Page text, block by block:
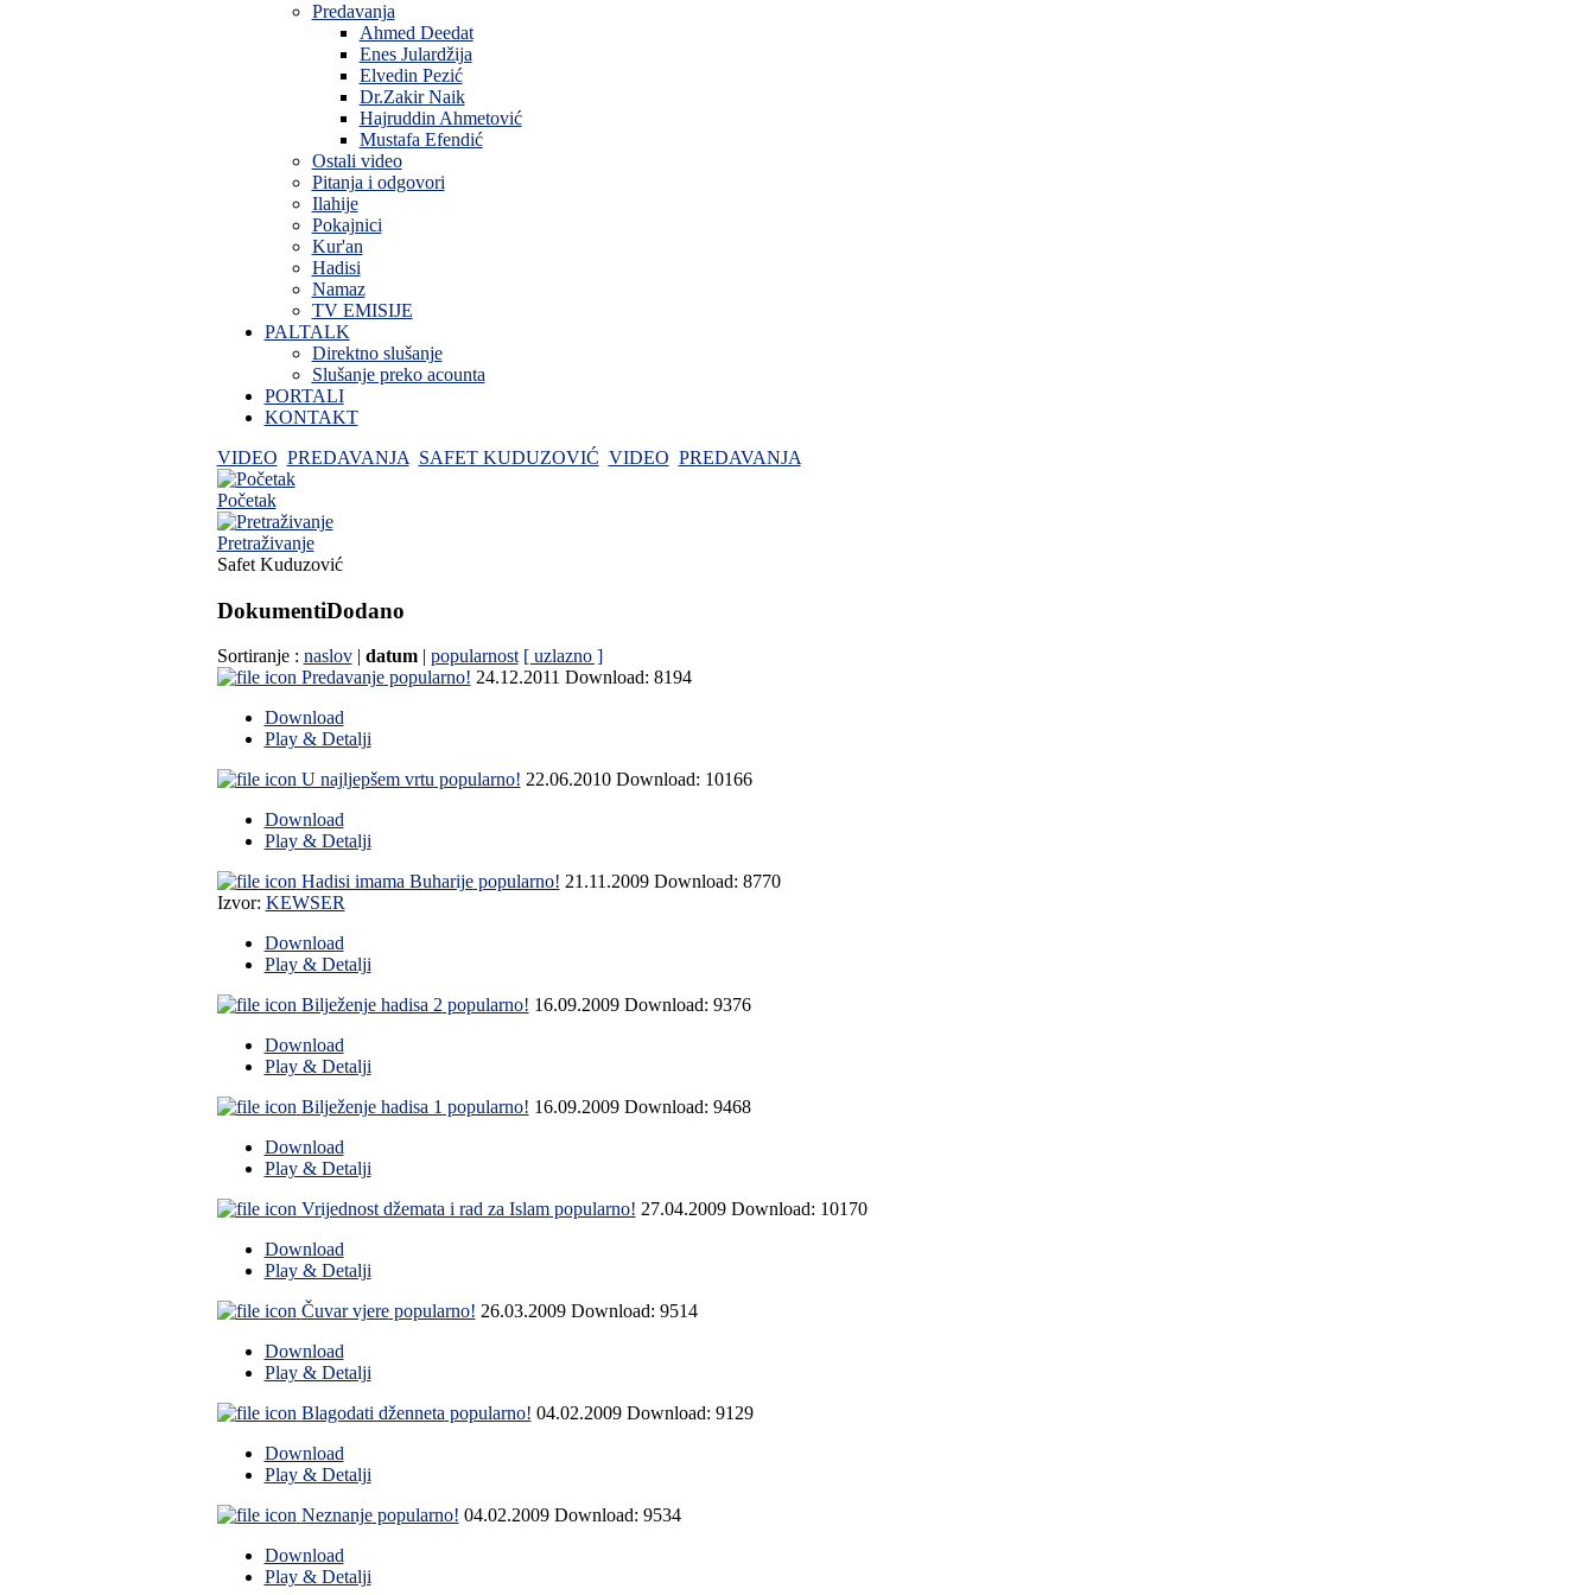
Predavanja
Ahmed Deedat
Enes Julardžija
Elvedin Pezić
Dr.Zakir Naik
Hajruddin Ahmetović
Mustafa Efendić
Ostali video
Pitanja i odgovori
Ilahije
Pokajnici
Kur'an
Hadisi
Namaz
TV EMISIJE
PALTALK
Direktno slušanje
Slušanje preko acounta
PORTALI
KONTAKT
VIDEO PREDAVANJA SAFET KUDUZOVIĆ VIDEO PREDAVANJA
Početak
Pretraživanje
Safet Kuduzović
DokumentiDodano
Sortiranje : naslov| datum | popularnost [ uzlazno ]
Predavanjepopularno! 24.12.2011 Download: 8194
Download
Play & Detalji
U najljepšem vrtupopularno! 22.06.2010 Download: 10166
Download
Play & Detalji
Hadisi imama Buharijepopularno! 21.11.2009 Download: 8770
Izvor: KEWSER
Download
Play & Detalji
Bilježenje hadisa 2popularno! 16.09.2009 Download: 9376
Download
Play & Detalji
Bilježenje hadisa 1 popularno! 16.09.2009 Download: 9468
Download
Play & Detalji
Vrijednost džemata i rad za Islampopularno! 27.04.2009 Download: 10170
Download
Play & Detalji
Čuvar vjerepopularno! 26.03.2009 Download: 9514
Download
Play & Detalji
Blagodati džennetapopularno! 04.02.2009 Download: 9129
Download
Play & Detalji
Neznanjepopularno! 04.02.2009 Download: 9534
Download
Play & Detalji